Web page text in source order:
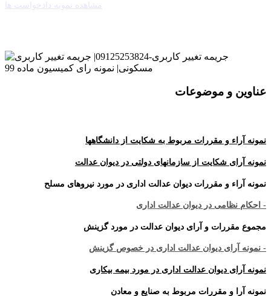
مشاهده نمونه دادخواست ها
عناوین و موضوعات
نمونه آراء و مقررات مربوط به شکایت از دانشگاهها
نمونه آرای شکایت از سازمانهای دولتی در دیوان عدالت
نمونه آراء و مقررات دیوان عدالت اداری در مورد نیروهای مسلح
- احکام نظامی در دیوان عدالت اداری
مجموع مقررات و آرای دیوان عدالت در مورد گزینش
- نمونه آرای دیوان عدالت اداری در خصوص گزینش
نمونه آرای دیوان عدالت اداری در مورد بیمه بیکاری
نمونه آرا و مقررات مربوط به صنایع و معادن